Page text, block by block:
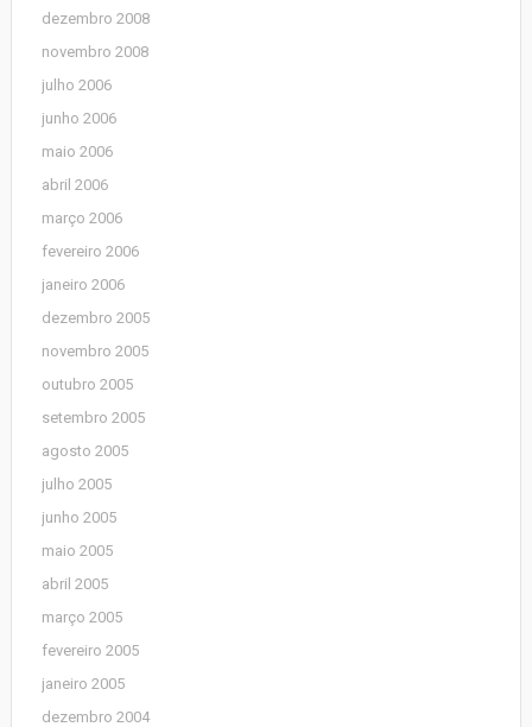
dezembro 2008
novembro 2008
julho 2006
junho 2006
maio 2006
abril 2006
março 2006
fevereiro 2006
janeiro 2006
dezembro 2005
novembro 2005
outubro 2005
setembro 2005
agosto 2005
julho 2005
junho 2005
maio 2005
abril 2005
março 2005
fevereiro 2005
janeiro 2005
dezembro 2004